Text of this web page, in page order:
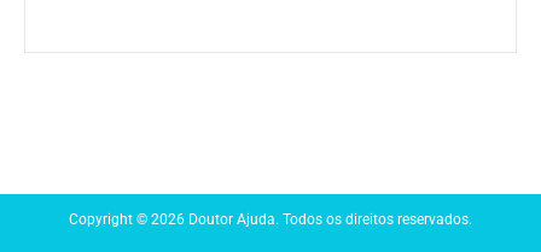
Câncer
Copyright © 2026 Doutor Ajuda. Todos os direitos reservados.